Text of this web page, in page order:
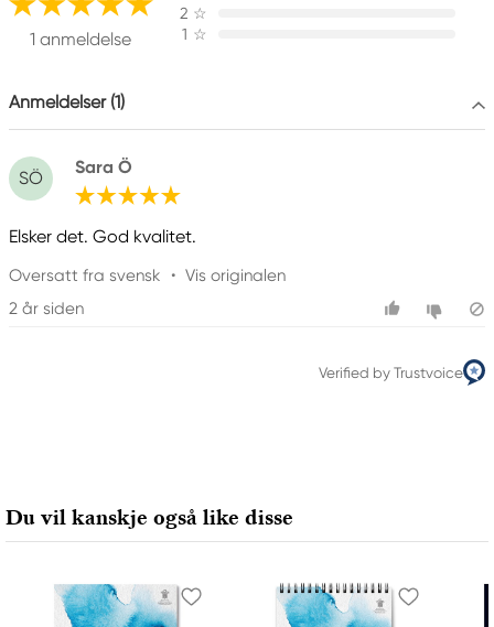
Östra Långgatan 87
61930 Trosa, Sweden
1 anmeldelse
2 ☆
1 ☆
Anmeldelser (1)
SÖ
Sara Ö
Elsker det. God kvalitet.
Oversatt fra svensk • Vis originalen
2 år siden
Verified by Trustvoice
Du vil kanskje også like disse